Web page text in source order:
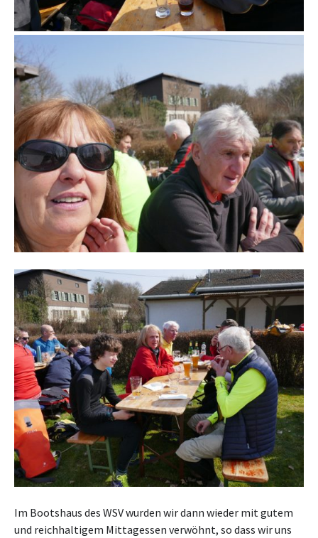
Im Bootshaus des WSV wurden wir dann wieder mit gutem
und reichhaltigem Mittagessen verwöhnt, so dass wir uns